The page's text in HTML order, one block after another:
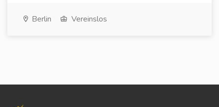
Berlin Vereinslos